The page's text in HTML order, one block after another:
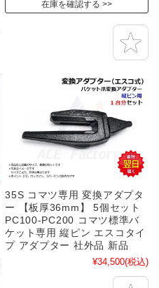
在庫を確認する
35S コマツ専用 変換アダプタ
ー 【板厚36mm】 5個セット
PC100-PC200 コマツ標準バ
ケット専用 縦ピン エスコタイ
プ アダプター 社外品 新品
¥34,500(税込)